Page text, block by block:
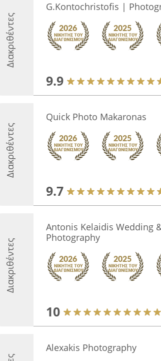
Διακριθέντες
G.Kontochristofis |
9.9
Διακριθέντες
Quick Photo Makaronas
9.7
Διακριθέντες
Antonis Kelaidis Wedding
Photography
10
Alexakis Photography